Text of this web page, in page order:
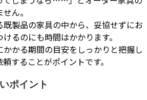
ん。
既製品の家具の中から、妥協せずにお
るのにも時間はかかります。
かる期間の目安をしっかりと把握し
することがポイントです。
ポイント